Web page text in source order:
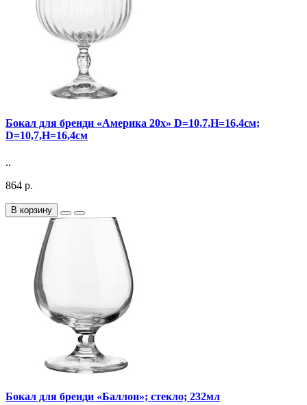
Бокал для бренди «Америка 20х» D=10,7,H=16,4см;
D=10,7,H=16,4см
..
864 р.
В корзину
Бокал для бренди «Баллон»; стекло; 232мл